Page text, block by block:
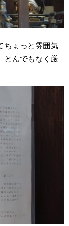
ちょっと雰囲気
とんでもなく厳